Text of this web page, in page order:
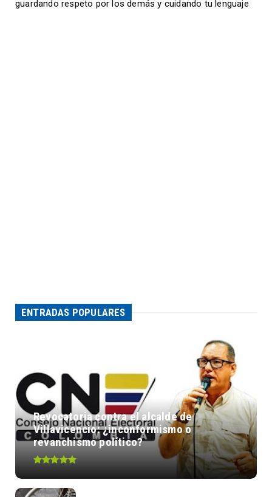
guardando respeto por los demás y cuidando tu lenguaje
ENTRADAS POPULARES
Revocatoria contra el alcalde de
Villavicencio: ¿inconformismo o
revanchismo político?